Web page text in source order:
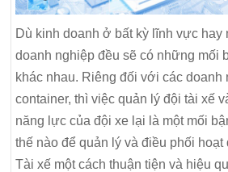
Dù kinh doanh ở bất kỳ lĩnh vực hay
doanh nghiệp đều sẽ có những mối
khác nhau. Riêng đối với các doanh
container, thì việc quản lý đội tài xế
năng lực của đội xe lại là một mối
thế nào để quản lý và điều phối
Tài xế một cách thuận tiện và hiệu